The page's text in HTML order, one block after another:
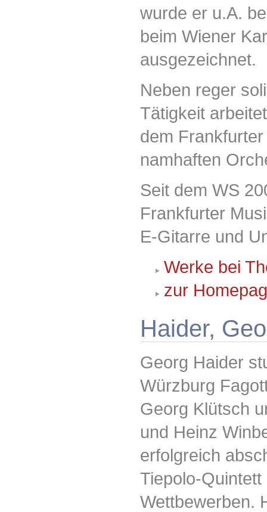
wurde er u.A.
beim Wiener
ausgezeichnet.
Neben reger
Tätigkeit
dem
namhaften
Seit dem WS
Frankfurter
E-Gitarre und
Werke bei
zur
Haider,
Georg Haider
Würzburg
Georg Klütsch
und Heinz
erfolgreich
Tiepolo-
Wettbewerben.